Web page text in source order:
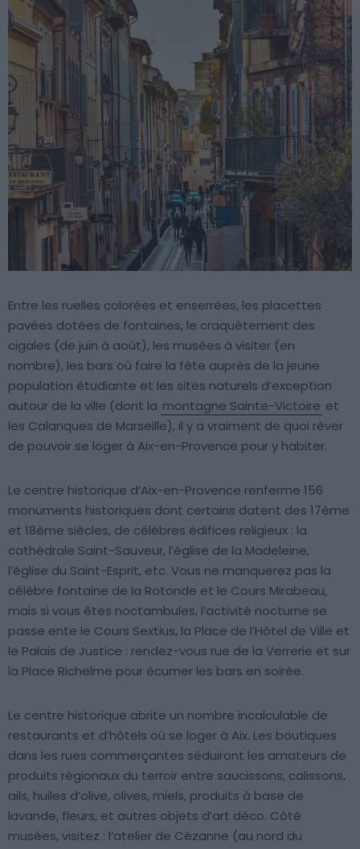
Entre les ruelles colorées et enserrées, les placettes
pavées dotées de fontaines, le craquètement des
cigales (de juin à août), les musées à visiter (en
nombre), les bars où faire la fête auprès de la jeune
population étudiante et les sites naturels d’exception
autour de la ville (dont la montagne Sainte-Victoire et
les Calanques de Marseille), il y a vraiment de quoi rêver
de pouvoir se loger à Aix-en-Provence pour y habiter.
Le centre historique d’Aix-en-Provence renferme 156
monuments historiques dont certains datent des 17ème
et 18ème siècles, de célèbres édifices religieux : la
cathédrale Saint-Sauveur, l’église de la Madeleine,
l’église du Saint-Esprit, etc. Vous ne manquerez pas la
célèbre fontaine de la Rotonde et le Cours Mirabeau,
mais si vous êtes noctambules, l’activité nocturne se
passe ente le Cours Sextius, la Place de l’Hôtel de Ville et
le Palais de Justice : rendez-vous rue de la Verrerie et sur
la Place Richelme pour écumer les bars en soirée.
Le centre historique abrite un nombre incalculable de
restaurants et d’hôtels où se loger à Aix. Les boutiques
dans les rues commerçantes séduiront les amateurs de
produits régionaux du terroir entre saucissons, calissons,
ails, huiles d’olive, olives, miels, produits à base de
lavande, fleurs, et autres objets d’art déco. Côté
musées, visitez : l’atelier de Cézanne (au nord du